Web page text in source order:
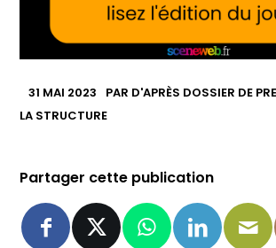
31 MAI 2023 PAR D'APRÈS DOSSIER DE
LA STRUCTURE
Partager cette publication